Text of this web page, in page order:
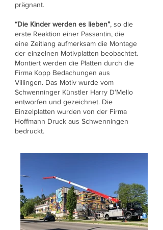
prägnant.
“Die Kinder werden es lieben”, so die
erste Reaktion einer Passantin, die
eine Zeitlang aufmerksam die Montage
der einzelnen Motivplatten beobachtet.
Montiert werden die Platten durch die
Firma Kopp Bedachungen aus
Villingen. Das Motiv wurde vom
Schwenninger Künstler Harry D’Mello
entworfen und gezeichnet. Die
Einzelplatten wurden von der Firma
Hoffmann Druck aus Schwenningen
bedruckt.